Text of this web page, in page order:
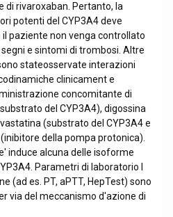
rivaroxaban. Pertanto, la
potenti del CYP3A4 deve
paziente non venga controllato
e sintomi di trombosi. Altre
stateosservate interazioni
clinicament e
concomitante di
del CYP3A4), digossina
(substrato del CYP3A4 e
della pompa protonica).
induce alcuna delle isoforme
Parametri di laboratorio I
(ad es. PT, aPTT, HepTest) sono
via del meccanismo d'azione di